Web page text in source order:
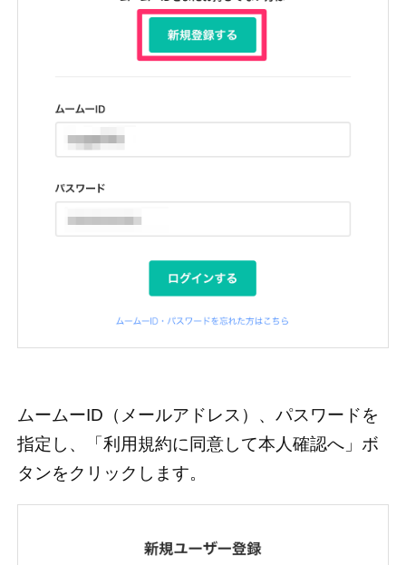
ムームーID（メールアドレス）、パスワードを
指定し、「利用規約に同意して本人確認へ」ボ
タンをクリックします。